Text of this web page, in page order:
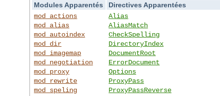
Modules Apparentés
Directives Apparentées
mod_actions
mod_alias
mod_autoindex
mod_dir
mod_imagemap
mod_negotiation
mod_proxy
mod_rewrite
mod_speling
Alias
AliasMatch
CheckSpelling
DirectoryIndex
DocumentRoot
ErrorDocument
Options
ProxyPass
ProxyPassReverse